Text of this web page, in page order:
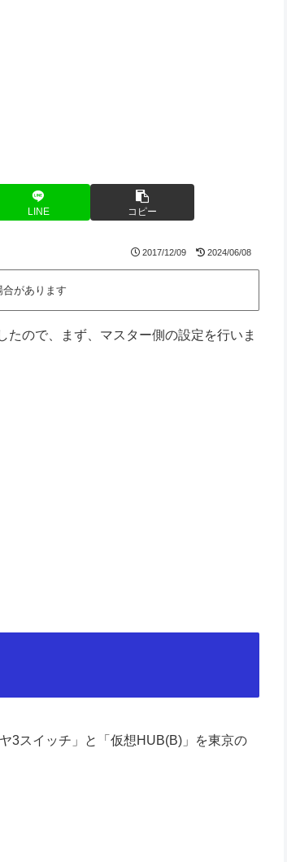
LINE コピー
2017/12/09 2024/06/08
があります
ので、まず、マスター側の設定を行いま
3スイッチ」と「仮想HUB(B)」を東京の